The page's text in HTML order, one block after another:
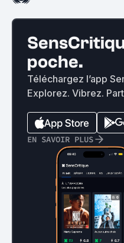
poche.
Téléchargez l’app
Explorez. Vibrez.
EN SAVOIR PLUS